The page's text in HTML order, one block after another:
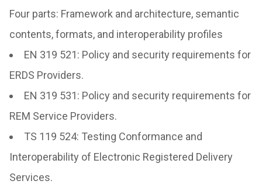
Four parts: Framework and architecture, semantic
contents, formats, and interoperability profiles
EN 319 521: Policy and security requirements for
ERDS Providers.
EN 319 531: Policy and security requirements for
REM Service Providers.
TS 119 524: Testing Conformance and
Interoperability of Electronic Registered Delivery
Services.